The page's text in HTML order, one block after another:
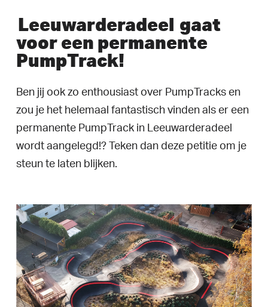
Leeuwarderadeel gaat
voor een permanente
PumpTrack!
Ben jij ook zo enthousiast over PumpTracks en
zou je het helemaal fantastisch vinden als er een
permanente PumpTrack in Leeuwarderadeel
wordt aangelegd!? Teken dan deze petitie om je
steun te laten blijken.